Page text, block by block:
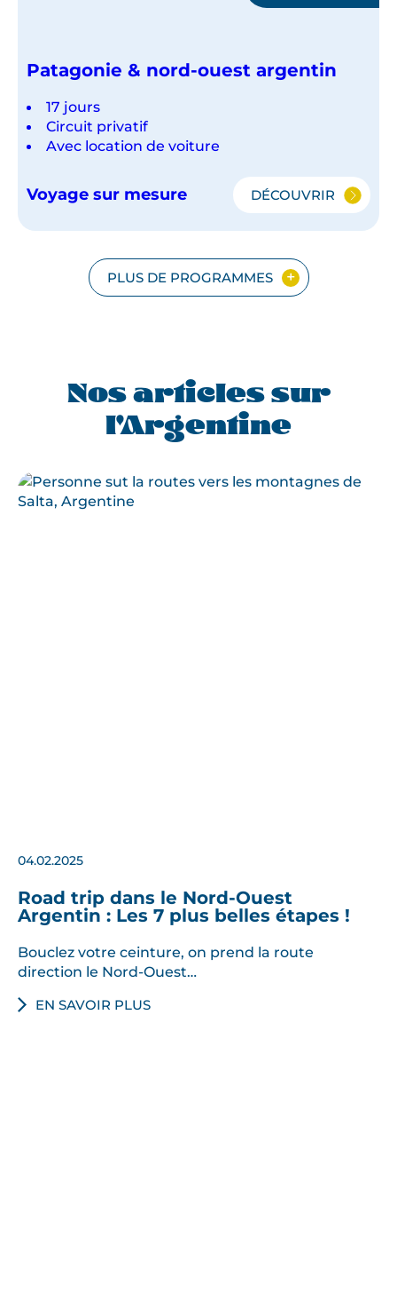
Patagonie & nord-ouest argentin
17 jours
Circuit privatif
Avec location de voiture
Voyage sur mesure DÉCOUVRIR
PATAGONIE
OUEST
ARGENTIN
PLUS DE PROGRAMMES
Nos articles sur
l'Argentine
04.02.2025
Road trip dans le Nord-Ouest
Argentin : Les 7 plus belles étapes !
Bouclez votre ceinture, on prend la route
direction le Nord-Ouest…
EN SAVOIR PLUS